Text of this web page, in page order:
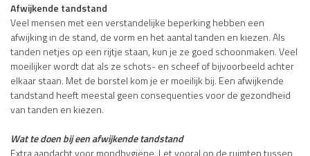
Afwijkende tandstand
Veel mensen met een verstandelijke beperking hebben een
afwijking in de stand, de vorm en het aantal tanden en kiezen. Als
tanden netjes op een rijtje staan, kun je ze goed schoonmaken. Veel
moeilijker wordt dat als ze schots- en scheef of bijvoorbeeld achter
elkaar staan. Met de borstel kom je er moeilijk bij. Een afwijkende
tandstand heeft meestal geen consequenties voor de gezondheid
van tanden en kiezen.
Wat te doen bij een afwijkende tandstand
Extra aandacht voor mondhygiëne. Let vooral op de ruimten tussen